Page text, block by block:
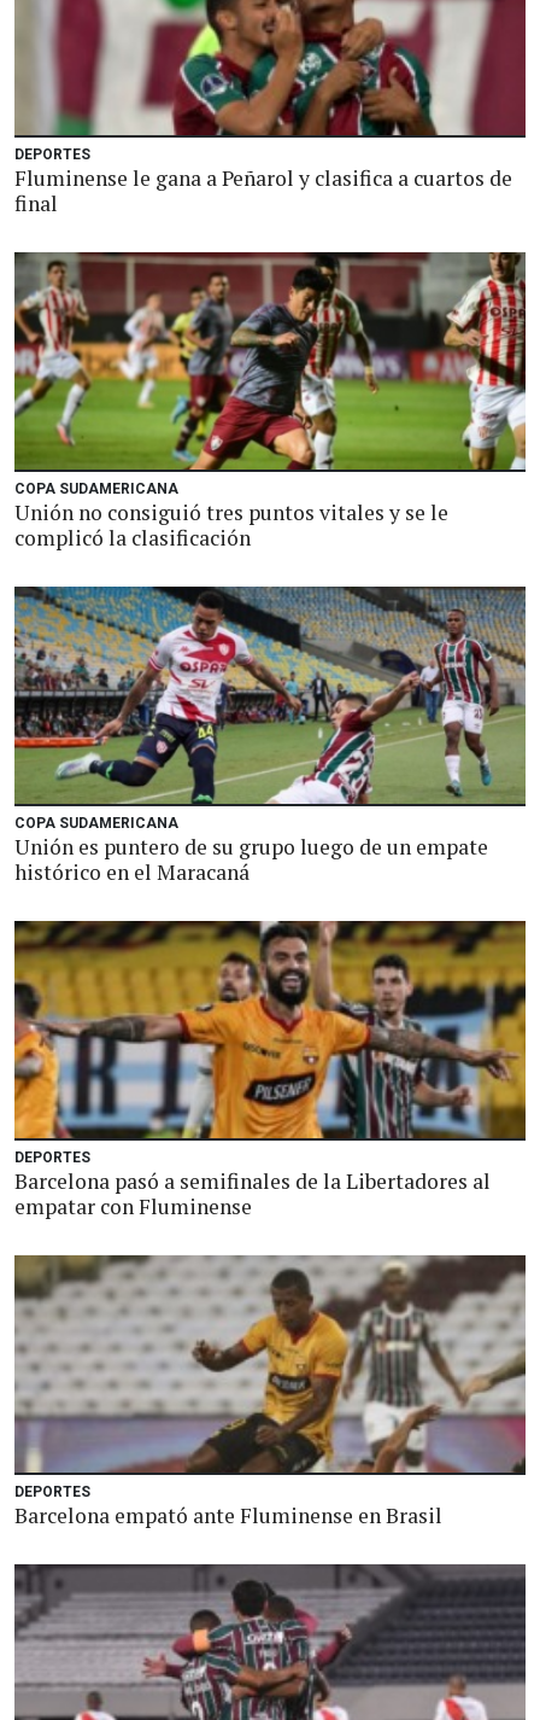
DEPORTES
Fluminense le gana a Peñarol y clasifica a cuartos de
final
COPA SUDAMERICANA
Unión no consiguió tres puntos vitales y se le
complicó la clasificación
COPA SUDAMERICANA
Unión es puntero de su grupo luego de un empate
histórico en el Maracaná
DEPORTES
Barcelona pasó a semifinales de la Libertadores al
empatar con Fluminense
DEPORTES
Barcelona empató ante Fluminense en Brasil